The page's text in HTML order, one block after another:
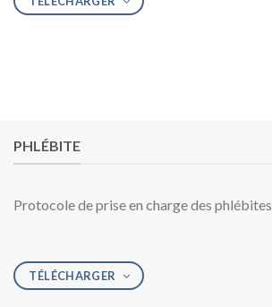
PHLÉBITE
Protocole de prise en charge des phlébites
TÉLÉCHARGER